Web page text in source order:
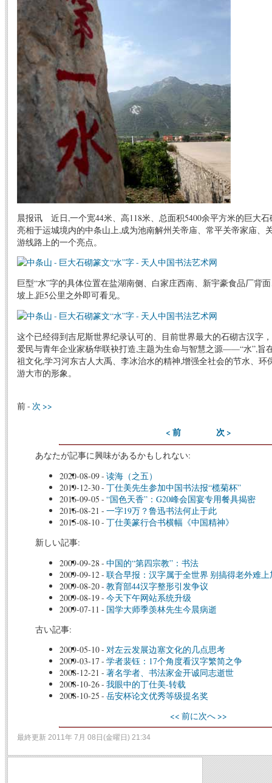
晨报讯 近日,一个宽44米、高118米、总面积5400余平方米的巨大石
亮相于运城境内的中条山上,成为池南解州关帝庙、常平关帝家庙、
游线路上的一个亮点。
巨型“水”字的具体位置在盐湖南侧、白家庄西南、新宇豪食品厂背
坡上,距5公里之外即可看见。
这个已经得到吉尼斯世界纪录认可的、目前世界最大的石砌古汉字
爱民与青年企业家杨华联袂打造,主题为生命与智慧之源——“水”,旨
祖文化,学习河东古人大禹、李冰治水的精神,增强全社会的节水、环
游大市的形象。
前 - 次 >>
< 前 次 >
あなたが記事に興味があるかもしれない:
2020-08-09- 读海（之五）
2019-12-30- 丁仕美先生参加中国书法报“榄菊杯”
2016-09-05 - “国色天香”：G20峰会国宴专用餐具揭密
2016-08-21 - 一字19万？鲁迅书法何止于此
2015-08-10- 丁仕美篆行合书横幅《中国精神》
新しい記事:
2009-09-28 - 中国的“第四宗教”：书法
2009-09-12- 联合早报：汉字属于全世界 别搞得老外难上
2009-08-20- 教育部44汉字整形引发争议
2009-08-19- 今天下午网站系统升级
2009-07-11 - 国学大师季羡林先生今晨病逝
古い記事:
2009-05-10- 对左云发展边塞文化的几点思考
2009-03-17 - 学者裴钰：17个角度看汉字繁简之争
2008-12-21 - 著名学者、书法家金开诚同志逝世
2008-10-26- 我眼中的丁仕美-转载
2008-10-25 - 岳安杯论文优秀等级提名奖
<< 前に次へ >>
最終更新 2011年 7月 08日(金曜日) 21:34